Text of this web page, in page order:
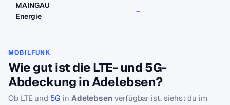
MAINGAU
Energie
–
MOBILFUNK
Wie gut ist die LTE- und 5G-
Abdeckung in Adelebsen?
Ob LTE und 5G in Adelebsen verfügbar ist, siehst du im